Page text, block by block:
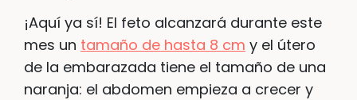
¡Aquí ya sí! El feto alcanzará durante este
mes un tamaño de hasta 8 cm y el útero
de la embarazada tiene el tamaño de una
naranja: el abdomen empieza a crecer y